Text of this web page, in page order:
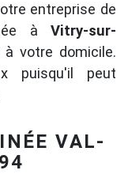
entreprise de
à Vitry-sur-
à votre domicile.
puisqu'il peut
VAL-